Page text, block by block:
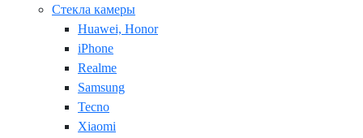
Стекла камеры
Huawei, Honor
iPhone
Realme
Samsung
Tecno
Xiaomi